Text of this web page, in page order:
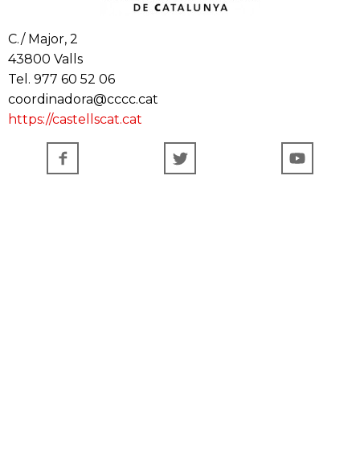
C./ Major, 2
43800 Valls
Tel. 977 60 52 06
coordinadora@cccc.cat
https://castellscat.cat